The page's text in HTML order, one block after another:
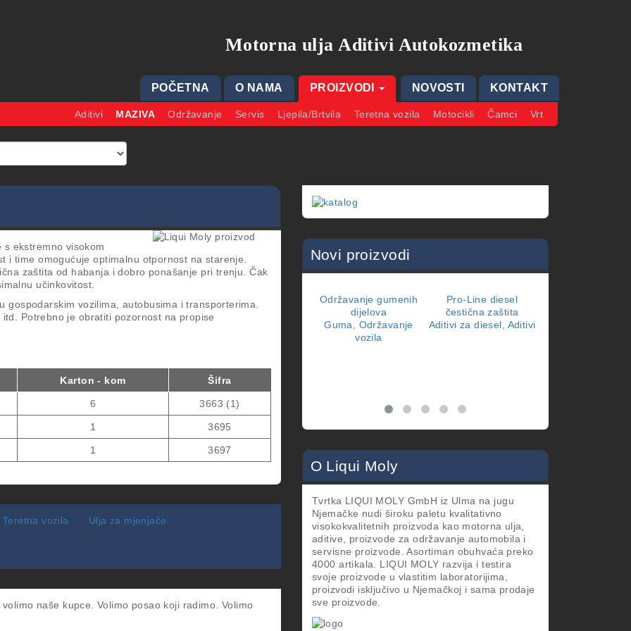
Motorna ulja Aditivi Autokozmetika
POČETNA O NAMA PROIZVODI NOVOSTI KONTAKT
Aditivi MAZIVA Održavanje Servis Ljepila/Brtvila Teretna vozila Motocikli Čamci Vrt
ekstremno visokom
i time omogućuje optimalnu otpornost na starenje.
zaštita od habanja i dobro ponašanje pri trenju. Čak
učinkovitost.
gospodarskim vozilima, autobusima i transporterima.
Potrebno je obratiti pozornost na propise
Karton - kom Šifra
6 3663 (1)
1 3695
1 3697
Teretna vozila Ulja za mjenjače
volimo naše kupce. Volimo posao koji radimo. Volimo
Novi proizvodi
Održavanje gumenih
dijelova
Guma, Održavanje
vozila
Pro-Line diesel
čestična zaštita
Aditivi za diesel, Aditivi
O Liqui Moly
Tvrtka LIQUI MOLY GmbH iz Ulma na jugu
Njemačke nudi široku paletu kvalitativno
visokokvalitetnih proizvoda kao motorna ulja,
aditive, proizvode za održavanje automobila i
servisne proizvode. Asortiman obuhvaća preko
4000 artikala. LIQUI MOLY razvija i testira
svoje proizvode u vlastitim laboratorijima,
proizvodi isključivo u Njemačkoj i sama prodaje
sve proizvode.